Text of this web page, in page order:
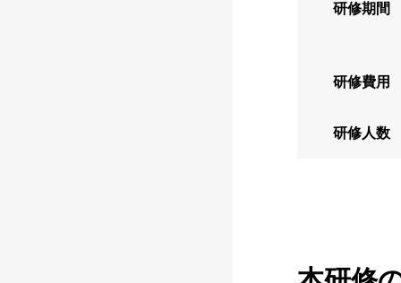
研修期間
研修費用
研修人数